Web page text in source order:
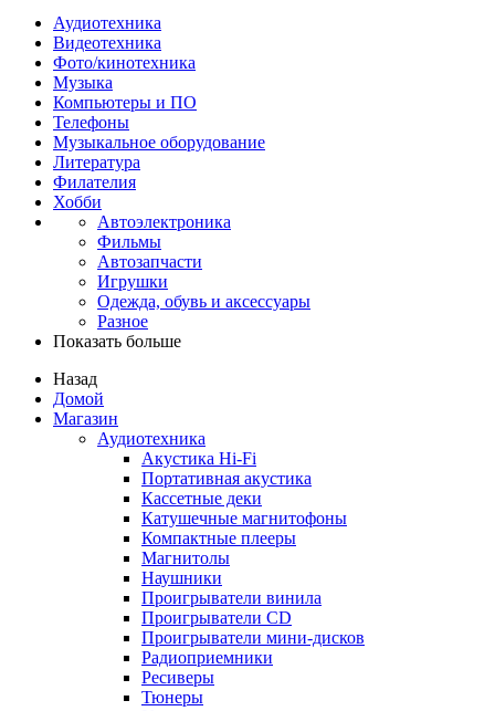
Аудиотехника
Видеотехника
Фото/кинотехника
Музыка
Компьютеры и ПО
Телефоны
Музыкальное оборудование
Литература
Филателия
Хобби
Автоэлектроника
Фильмы
Автозапчасти
Игрушки
Одежда, обувь и аксессуары
Разное
Показать больше
Назад
Домой
Магазин
Аудиотехника
Акустика Hi-Fi
Портативная акустика
Кассетные деки
Катушечные магнитофоны
Компактные плееры
Магнитолы
Наушники
Проигрыватели винила
Проигрыватели CD
Проигрыватели мини-дисков
Радиоприемники
Ресиверы
Тюнеры